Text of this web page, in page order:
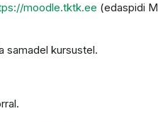
moodle.tktk.ee (edaspidi
samadel kursustel.